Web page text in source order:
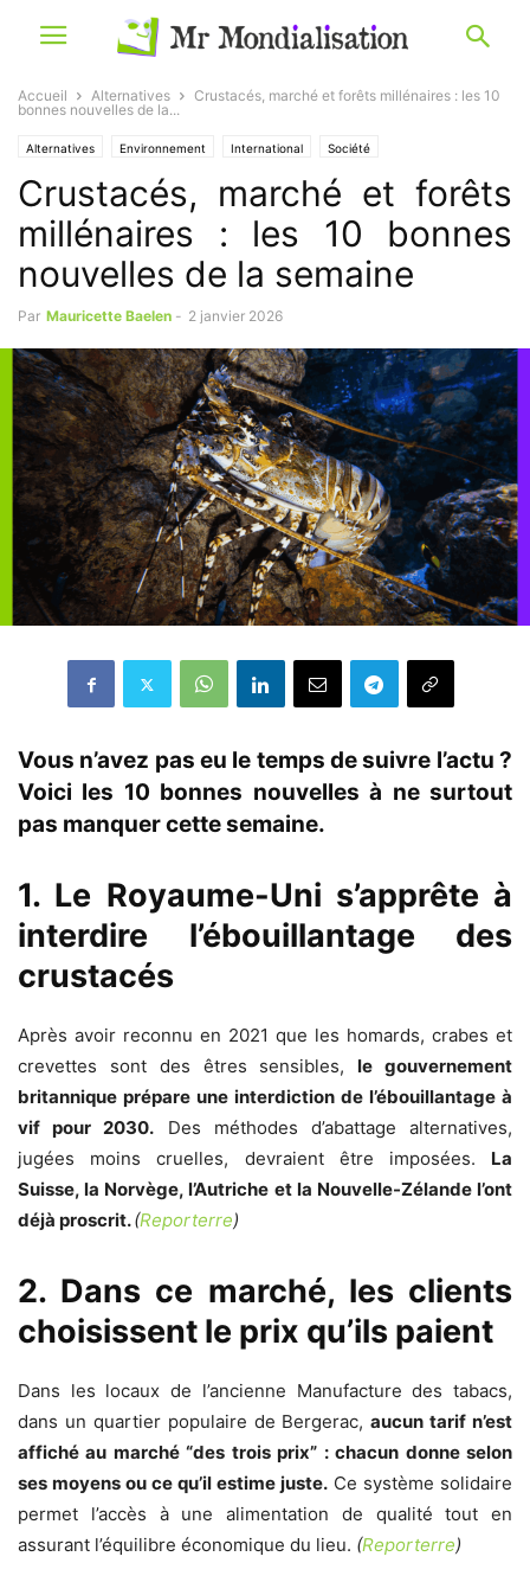
Accueil Alternatives
Crustacés, marché et forêts millénaires : les 10
bonnes nouvelles de la...
Alternatives Environnement International Société
Crustacés, marché et forêts
millénaires : les 10 bonnes
nouvelles de la semaine
Par Mauricette Baelen - 2 janvier 2026
Vous n’avez pas eu le temps de suivre l’actu ?
Voici les 10 bonnes nouvelles à ne surtout
pas manquer cette semaine.
1. Le Royaume-Uni s’apprête à
interdire l’ébouillantage des
crustacés
Après avoir reconnu en 2021 que les homards, crabes et
crevettes sont des êtres sensibles,le gouvernement
britannique prépare une interdiction de l’ébouillantage à
vif pour 2030. Des méthodes d’abattage alternatives,
jugées moins cruelles, devraient être imposées. La
Suisse, la Norvège, l’Autriche et la Nouvelle-Zélande l’ont
déjà proscrit.(Reporterre)
2. Dans ce marché, les clients
choisissent le prix qu’ils paient
Dans les locaux de l’ancienne Manufacture des tabacs,
dans un quartier populaire de Bergerac,aucun tarif n’est
affiché au marché “des trois prix” : chacun donne selon
ses moyens ou ce qu’il estime juste. Ce système solidaire
permet l’accès à une alimentation de qualité tout en
assurant l’équilibre économique du lieu. (Reporterre)